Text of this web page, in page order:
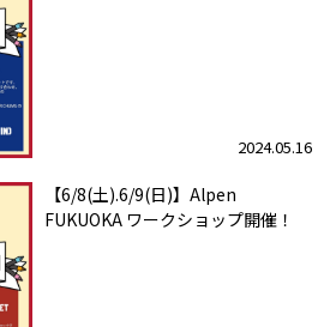
2024.05.16
【6/8(土).6/9(日)】Alpen
FUKUOKA ワークショップ開催！